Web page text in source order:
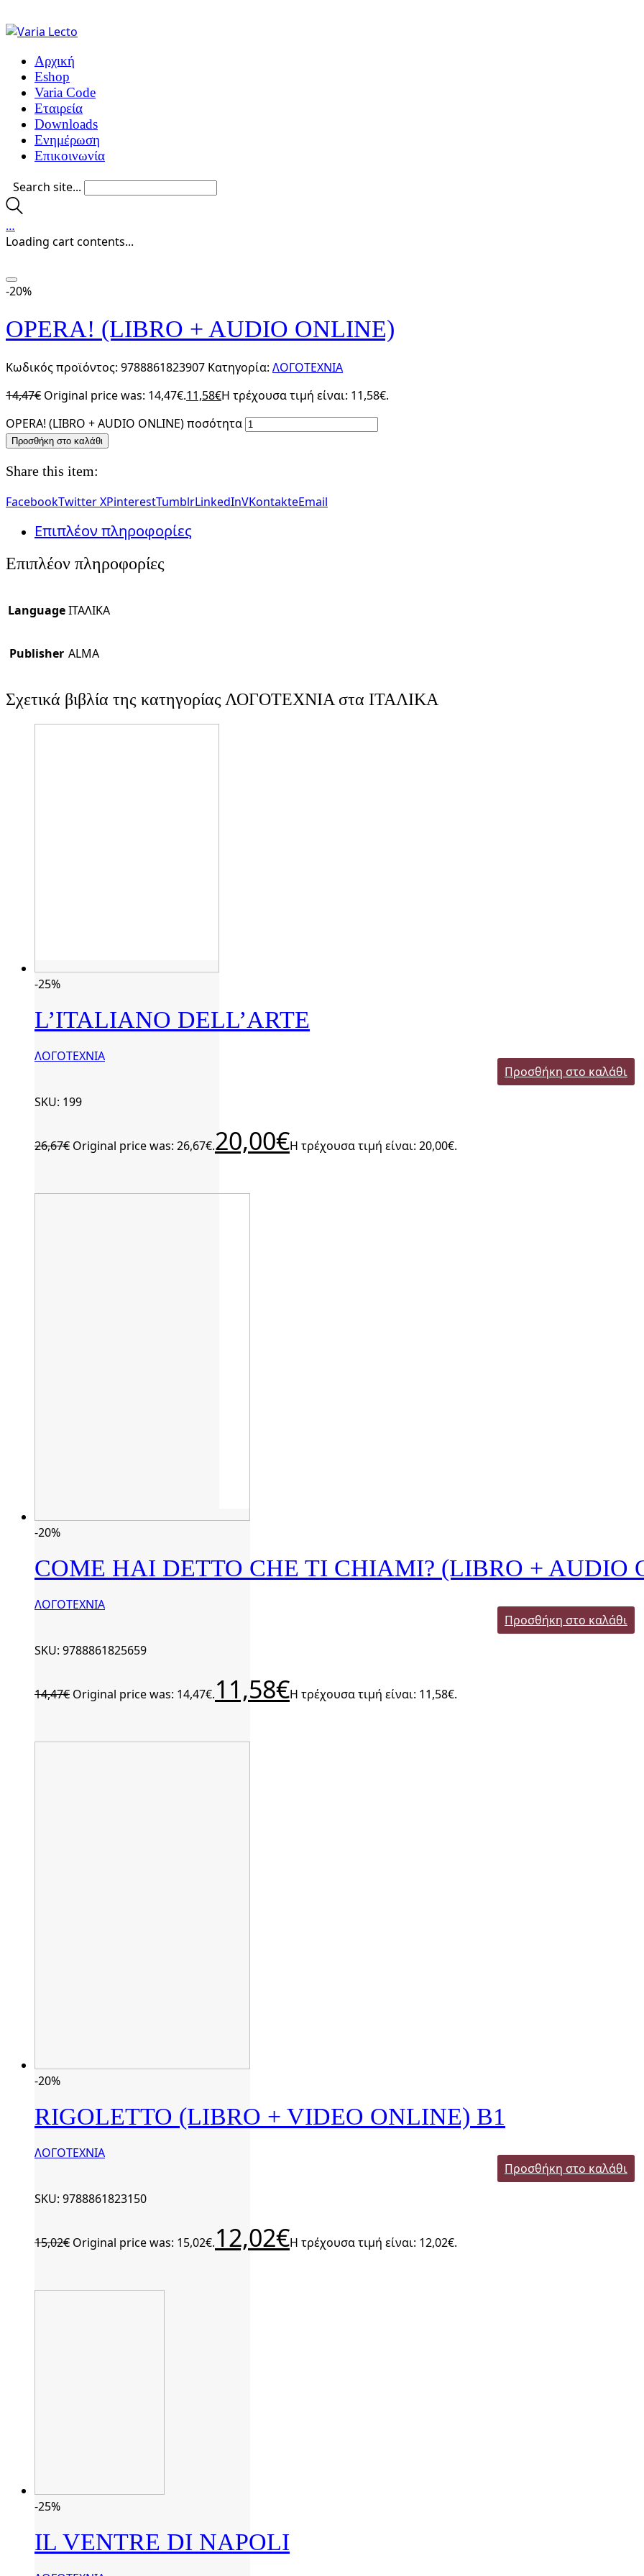
Αρχική
Eshop
Varia Code
Εταιρεία
Downloads
Ενημέρωση
Επικοινωνία
Search site...
…
Loading cart contents...
-20%
OPERA! (LIBRO + AUDIO ONLINE)
Κωδικός προϊόντος: 9788861823907 Κατηγορία: ΛΟΓΟΤΕΧΝΙΑ
14,47€ Original price was: 14,47€.11,58€Η τρέχουσα τιμή είναι: 11,58€.
OPERA! (LIBRO + AUDIO ONLINE) ποσότητα
Προσθήκη στο καλάθι
Share this item:
FacebookTwitter XPinterestTumblrLinkedInVKontakteEmail
Επιπλέον πληροφορίες
Επιπλέον πληροφορίες
LanguageΙΤΑΛΙΚΑ
Publisher ALMA
Σχετικά βιβλία της κατηγορίας ΛΟΓΟΤΕΧΝΙΑ στα ΙΤΑΛΙΚΑ
-25%
L’ITALIANO DELL’ARTE
ΛΟΓΟΤΕΧΝΙΑ
Προσθήκη στο καλάθι
SKU: 199
26,67€ Original price was: 26,67€.20,00€Η τρέχουσα τιμή είναι: 20,00€.
-20%
COME HAI DETTO CHE TI CHIAMI? (LIBRO + AUDIO
ΛΟΓΟΤΕΧΝΙΑ
Προσθήκη στο καλάθι
SKU: 9788861825659
14,47€ Original price was: 14,47€.11,58€Η τρέχουσα τιμή είναι: 11,58€.
-20%
RIGOLETTO (LIBRO + VIDEO ONLINE) B1
ΛΟΓΟΤΕΧΝΙΑ
Προσθήκη στο καλάθι
SKU: 9788861823150
15,02€ Original price was: 15,02€.12,02€Η τρέχουσα τιμή είναι: 12,02€.
-25%
IL VENTRE DI NAPOLI